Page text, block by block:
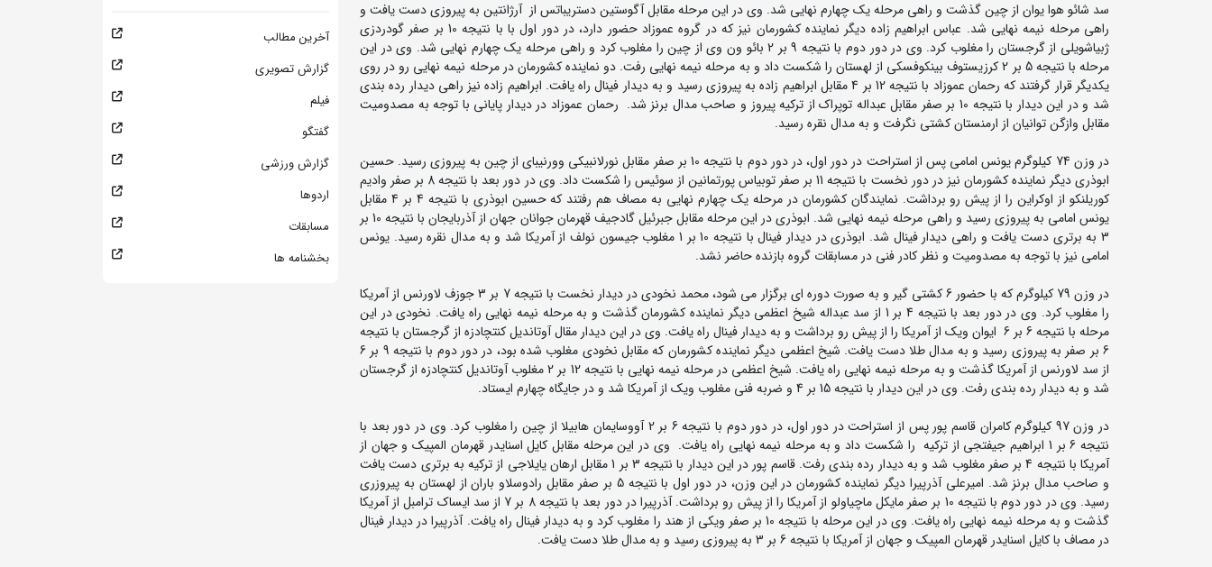
سد شائو هوا یوان از چین گذشت و راهی مرحله یک چهارم نهایی شد. وی در این مرحله مقابل آگوستین دستریباتس از آرژانتین به پیروزی دست یافت و
راهی مرحله نیمه نهایی شد. عباس ابراهیم زاده دیگر نماینده کشورمان نیز که در گروه عموزاد حضور دارد،‌ در دور اول با با نتیجه 10 بر صفر گودردزی
ژبیاشویلی از گرجستان را مغلوب کرد. وی در دور دوم با نتیجه 9 بر 2 بائو ون وی از چین را مغلوب کرد و راهی مرحله یک چهارم نهایی شد. وی در این
مرحله با نتیجه 5 بر 2 کرزیستوف بینکوفسکی از لهستان را شکست داد و به مرحله نیمه نهایی رفت. دو نماینده کشورمان در مرحله نیمه نهایی رو در روی
یکدیگر قرار گرفتند که رحمان عموزاد با نتیجه 12 بر 4 مقابل ابراهیم زاده به پیروزی رسید و به دیدار فینال راه یافت. ابراهیم زاده نیز راهی دیدار رده بندی
شد و در این دیدار با نتیجه 10 بر صفر مقابل عبداله توپراک از ترکیه پیروز و صاحب مدال برنز شد. رحمان عموزاد در دیدار پایانی با توجه به مصدومیت
مقابل وازگن توانیان از ارمنستان کشتی نگرفت و به مدال نقره رسید.
در وزن 74 کیلوگرم یونس امامی پس از استراحت در دور اول، در دور دوم با نتیجه 10 بر صفر مقابل نورلانبیکی وورنیبای از چین به پیروزی رسید. حسین
ابوذری دیگر نماینده کشورمان نیز در دور نخست با نتیجه 11 بر صفر توبیاس پورتمانین از سوئیس را شکست داد. وی در دور بعد با نتیجه 8 بر صفر وادیم
کوریلنکو از اوکراین را از پیش رو برداشت. نمایندگان کشورمان در مرحله یک چهارم نهایی به مصاف هم رفتند که حسین ابوذری با نتیجه 4 بر 4 مقابل
یونس امامی به پیروزی رسید و راهی مرحله نیمه نهایی شد. ابوذری در این مرحله مقابل جبرئیل گادجیف قهرمان جوانان جهان از آذربایجان با نتیجه 10 بر
3 به برتری دست یافت و راهی دیدار فینال شد. ابوذری در دیدار فینال با نتیجه 10 بر 1 مغلوب جیسون نولف از آمریکا شد و به مدال نقره رسید. یونس
امامی نیز با توجه به مصدومیت و نظر کادر فنی در مسابقات گروه بازنده حاضر نشد.
در وزن 79 کیلوگرم که با حضور 6 کشتی گیر و به صورت دوره ای برگزار می شود، محمد نخودی در دیدار نخست با نتیجه 7 بر 3 جوزف لاورنس از آمریکا
را مغلوب کرد. وی در دور بعد با نتیجه 4 بر 1 از سد عبداله شیخ اعظمی دیگر نماینده کشورمان گذشت و به مرحله نیمه نهایی راه یافت. نخودی در این
مرحله با نتیجه 6 بر 6 ایوان ویک از آمریکا را از پیش رو برداشت و به دیدار فینال راه یافت. وی در این دیدار مقال آوتاندیل کنتچادزه از گرجستان با نتیجه
6 بر صفر به پیروزی رسید و به مدال طلا دست یافت. شیخ اعظمی دیگر نماینده کشورمان که مقابل نخودی مغلوب شده بود، در دور دوم با نتیجه 9 بر 6
از سد لاورنس از آمریکا گذشت و به مرحله نیمه نهایی راه یافت. شیخ اعظمی در مرحله نیمه نهایی با نتیجه 12 بر 2 مغلوب آوتاندیل کنتچادزه از گرجستان
شد و به دیدار رده بندی رفت. وی در این دیدار با نتیجه 15 بر 4 و ضربه فنی مغلوب ویک از آمریکا شد و در جایگاه چهارم ایستاد.
در وزن 97 کیلوگرم کامران قاسم پور پس از استراحت در دور اول، در دور دوم با نتیجه 6 بر 2 آووسایمان هابیلا از چین را مغلوب کرد. وی در دور بعد با
نتیجه 6 بر 1 ابراهیم جیفتجی از ترکیه را شکست داد و به مرحله نیمه نهایی راه یافت. وی در این مرحله مقابل کایل اسنایدر قهرمان المپیک و جهان از
آمریکا با نتیجه 4 بر صفر مغلوب شد و به دیدار رده بندی رفت. قاسم پور در این دیدار با نتیجه 3 بر 1 مقابل ارهان یایلاجی از ترکیه به برتری دست یافت
و صاحب مدال برنز شد. امیرعلی آذرپیرا دیگر نماینده کشورمان در این وزن، در دور اول با نتیجه 5 بر صفر مقابل رادوسلاو باران از لهستان به پیروزری
رسید. وی در دور دوم با نتیجه 10 بر صفر مایکل ماچیاولو از آمریکا را از پیش رو برداشت. آذرپیرا در دور بعد با نتیجه 8 بر 7 از سد ایساک ترامبل از آمریکا
گذشت و به مرحله نیمه نهایی راه یافت. وی در این مرحله با نتیجه 10 بر صفر ویکی از هند را مغلوب کرد و به دیدار فینال راه یافت. آذرپیرا در دیدار فینال
در مصاف با کایل اسنایدر قهرمان المپیک و جهان از آمریکا با نتیجه 6 بر 3 به پیروزی رسید و به مدال طلا دست یافت.
آخرین مطالب
گزارش تصویری
فیلم
گفتگو
گزارش ورزشی
اردوها
مسابقات
بخشنامه ها